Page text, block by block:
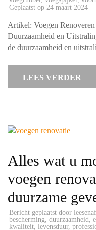
Geplaatst op 24 maart 2024
Artikel: Voegen
Duurzaamheid en
de duurzaamheid en
LEES VERDER
Alles wat u
voegen
duurzame
Bericht geplaatst door
bescherming, duurzaamheid,
kwaliteit, levensduur,